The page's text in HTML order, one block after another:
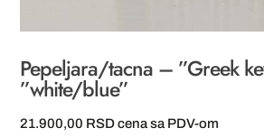
Pepeljara/tacna – ”Greek
”white/blue”
21.900,00 RSD cena sa PDV-om